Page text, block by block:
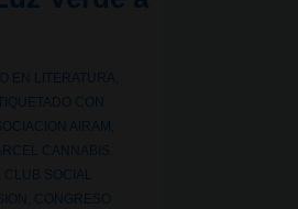
EN LITERATURA
CON
AIRAM
CANNABIS
CLUB SOCIAL
CONGRESO